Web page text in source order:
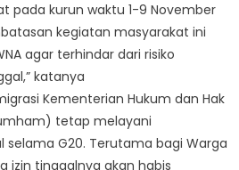
pada kurun waktu 1-9 November
kegiatan masyarakat ini
agar terhindar dari risiko
katanya
Kementerian Hukum dan Hak
tetap melayani
selama G20. Terutama bagi Warga
izin tinggalnya akan habis